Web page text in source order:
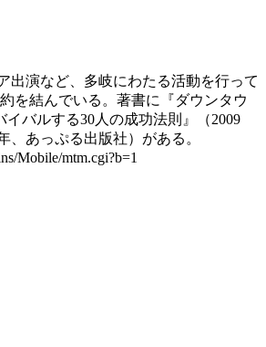
出演など、多岐にわたる活動を行って
を結んでいる。著書に『ダウンタウ
バルする30人の成功法則』（2009
あっぷる出版社）がある。
Mobile/mtm.cgi?b=1